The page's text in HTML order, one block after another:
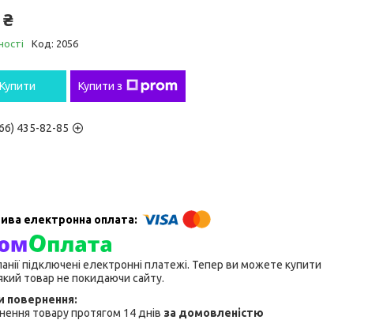
Код: 2056
Купити Купити з
435-82-85
підключені електронні платежі. Тепер ви можете купити
товар не покидаючи сайту.
товару протягом 14 днів за домовленістю